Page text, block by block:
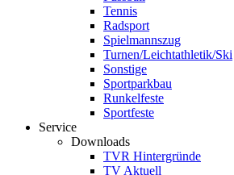
Tennis
Radsport
Spielmannszug
Turnen/Leichtathletik/Ski
Sonstige
Sportparkbau
Runkelfeste
Sportfeste
Service
Downloads
TVR Hintergründe
TV Aktuell